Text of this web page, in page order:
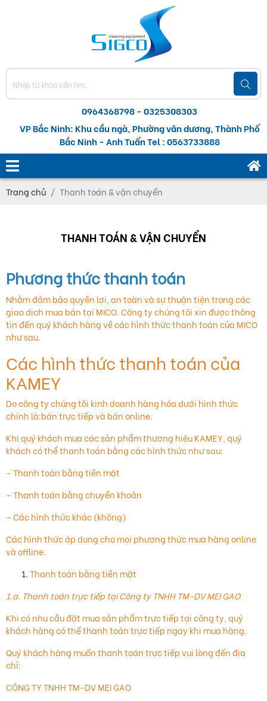
0964368798 - 0325308303
VP Bắc Ninh: Khu cầu ngà, Phường vân dương, Thành Phố
Bắc Ninh - Anh Tuấn Tel : 0563733888
Trang chủ Thanh toán & vận chuyển
THANH TOÁN & VẬN CHUYỂN
Phương thức thanh toán
Nhằm đảm bảo quyền lợi, an toàn và sự thuận tiện trong các
giao dịch mua bán tại MICO. Công ty chúng tôi xin được thông
tin đến quý khách hàng về các hình thức thanh toán của MICO
như sau.
Các hình thức thanh toán của
KAMEY
Do công ty chúng tôi kinh doanh hàng hóa dưới hình thức
chính là:bán trực tiếp và bán online.
Khi quý khách mua các sản phẩm thương hiệu KAMEY, quý
khách có thể thanh toán bằng các hình thức như sau:
– Thanh toán bằng tiền mặt
– Thanh toán bằng chuyển khoản
– Các hình thức khác (không)
Các hình thức áp dụng cho mọi phương thức mua hàng online
và offline.
Thanh toán bằng tiền mặt
1.a. Thanh toán trực tiếp tại Công ty TNHH TM-DV MEI GAO
Khi có nhu cầu đặt mua sản phẩm trực tiếp tại công ty, quý
khách hàng có thể thanh toán trực tiếp ngay khi mua hàng.
Quý khách hàng muốn thanh toán trực tiếp vui lòng đến địa
chỉ:
CÔNG TY TNHH TM-DV MEI GAO